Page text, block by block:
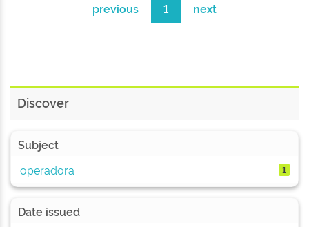
previous 1 next
Discover
Subject
operadora
1
Date issued